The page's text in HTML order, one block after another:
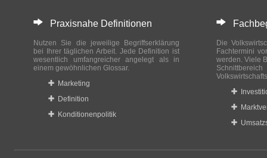
Praxisnahe Definitionen
Nutzen Sie die jeweilige Begriffserklärung
bei Ihrer täglichen Arbeit. Jede Definition ist
wesentlich umfangreicher angelegt als in
einem gewöhnlichen Glossar.
Marketing
Definition
Konditionenpolitik
Die
Fachtermini
werden. Viele